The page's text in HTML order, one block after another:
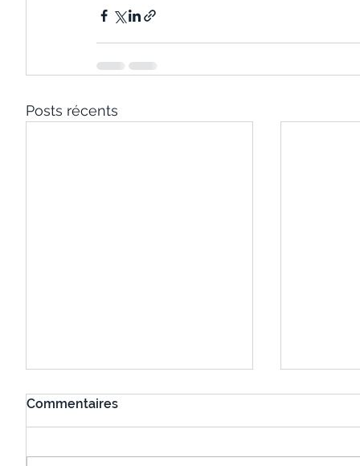
Posts récents
Commentaires